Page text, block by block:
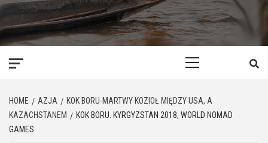
HOME AZJA
KOK BORU-MARTWY KOZIOŁ MIĘDZY USA, A
KAZACHSTANEM
KOK BORU. KYRGYZSTAN 2018, WORLD NOMAD
GAMES